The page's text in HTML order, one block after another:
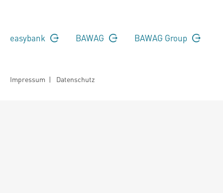
easybank BAWAG BAWAG Group
Impressum | Datenschutz